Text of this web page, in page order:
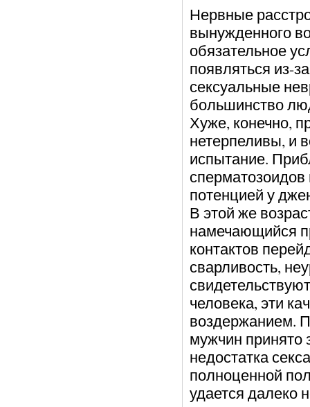
Нервные
вынужденного
обязательное
появляться из-
сексуальные
большинство
Хуже, конечно,
нетерпеливы, и
испытание.
потенцией у
В этой же
намечающийся
контактов
сварливость,
человека, эти
воздержанием.
мужчин принято
недостатка
полноценной
удается далеко